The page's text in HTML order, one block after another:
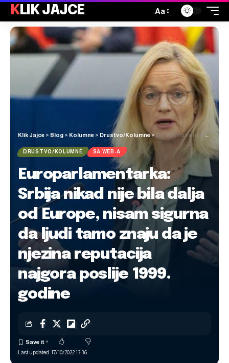
KLIK JAJCE Aa
Klik Jajce > Blog > Kolumne > Drustvo/Kolumne> Europarlamentarka: Srbija nikad nije bila dalja od Europe, nisam sigurna da ljudi tamo znaju da je njezina reputacija najgora poslije 1999. godine
DRUSTVO/KOLUMNE SA WEB-A
Europarlamentarka:
Srbija nikad nije bila dalja
od Europe, nisam sigurna
da ljudi tamo znaju da je
njezina reputacija
najgora poslije 1999.
godine
Last updated: 17/10/2022 13:36